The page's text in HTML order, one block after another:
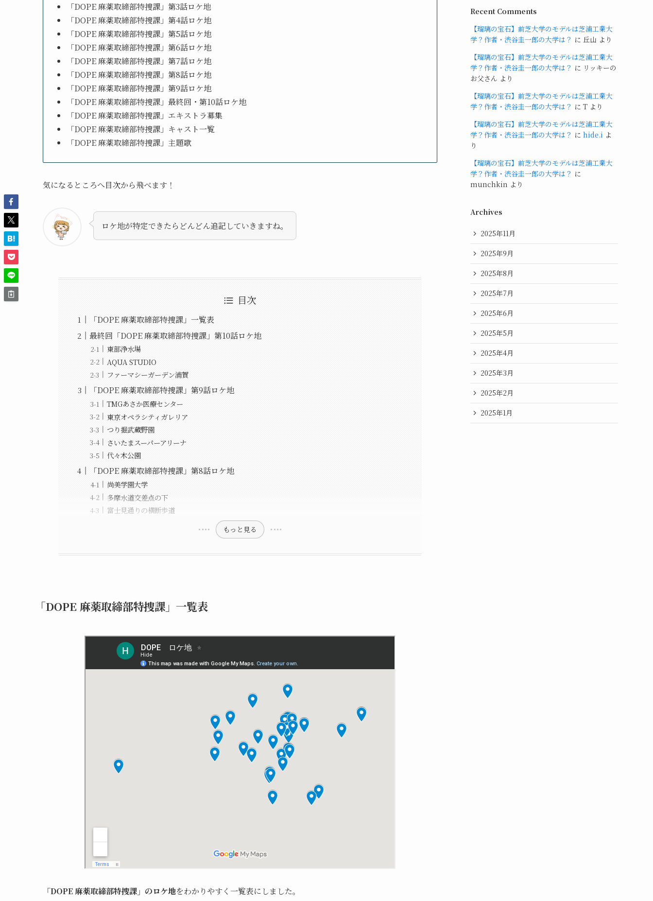
「DOPE 麻薬取締部特捜課」第3話ロケ地
「DOPE 麻薬取締部特捜課」第4話ロケ地
「DOPE 麻薬取締部特捜課」第5話ロケ地
「DOPE 麻薬取締部特捜課」第6話ロケ地
「DOPE 麻薬取締部特捜課」第7話ロケ地
「DOPE 麻薬取締部特捜課」第8話ロケ地
「DOPE 麻薬取締部特捜課」第9話ロケ地
「DOPE 麻薬取締部特捜課」最終回・第10話ロケ地
「DOPE 麻薬取締部特捜課」エキストラ募集
「DOPE 麻薬取締部特捜課」キャスト一覧
「DOPE 麻薬取締部特捜課」主題歌
気になるところへ目次から飛べます！
ロケ地が特定できたらどんどん追記していきますね。
目次
「DOPE 麻薬取締部特捜課」一覧表
最終回「DOPE 麻薬取締部特捜課」第10話ロケ地
東部浄水場
AQUA STUDIO
ファーマシーガーデン浦賀
「DOPE 麻薬取締部特捜課」第9話ロケ地
TMGあさか医療センター
東京オペラシティガレリア
つり掘武蔵野園
さいたまスーパーアリーナ
代々木公園
「DOPE 麻薬取締部特捜課」第8話ロケ地
尚美学園大学
多摩水道交差点の下
富士見通りの横断歩道
もっと見る
「DOPE 麻薬取締部特捜課」一覧表
「DOPE 麻薬取締部特捜課」のロケ地をわかりやすく一覧表にしました。
Recent Comments
【瑠璃の宝石】前芝大学のモデルは芝浦工業大
学？作者・渋谷圭一郎の大学は？ に 丘山 より
【瑠璃の宝石】前芝大学のモデルは芝浦工業大
学？作者・渋谷圭一郎の大学は？ に リッキーの
お父さん より
【瑠璃の宝石】前芝大学のモデルは芝浦工業大
学？作者・渋谷圭一郎の大学は？ に T より
【瑠璃の宝石】前芝大学のモデルは芝浦工業大
学？作者・渋谷圭一郎の大学は？ に hide.i よ
り
【瑠璃の宝石】前芝大学のモデルは芝浦工業大
学？作者・渋谷圭一郎の大学は？ に
munchkin より
Archives
2025年11月
2025年9月
2025年8月
2025年7月
2025年6月
2025年5月
2025年4月
2025年3月
2025年2月
2025年1月